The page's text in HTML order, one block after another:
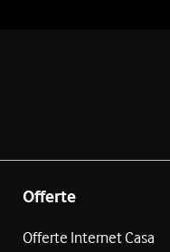
Offerte
Offerte Internet Casa